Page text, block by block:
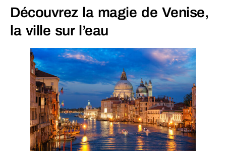
Découvrez la magie de Venise,
la ville sur l’eau